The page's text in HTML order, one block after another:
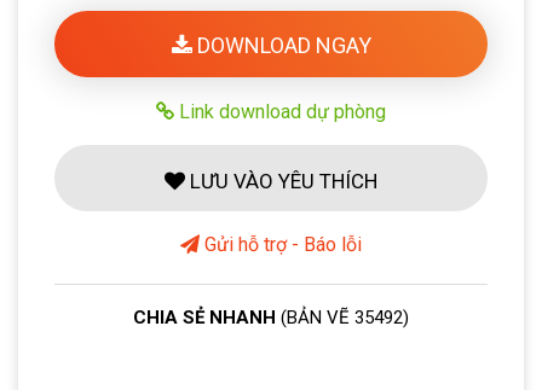
DOWNLOAD NGAY
Link download dự phòng
LƯU VÀO YÊU THÍCH
Gửi hỗ trợ - Báo lỗi
CHIA SẺ NHANH (BẢN VẼ 35492)